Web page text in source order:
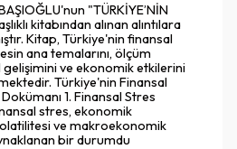
"TÜRKİYE’NİN
kitabından alınan alıntılara
Kitap, Türkiye'nin finansal
ana temalarını, ölçüm
ve ekonomik etkilerini
Türkiye'nin Finansal
1. Finansal Stres
stres, ekonomik
ve makroekonomik
bir durumdu